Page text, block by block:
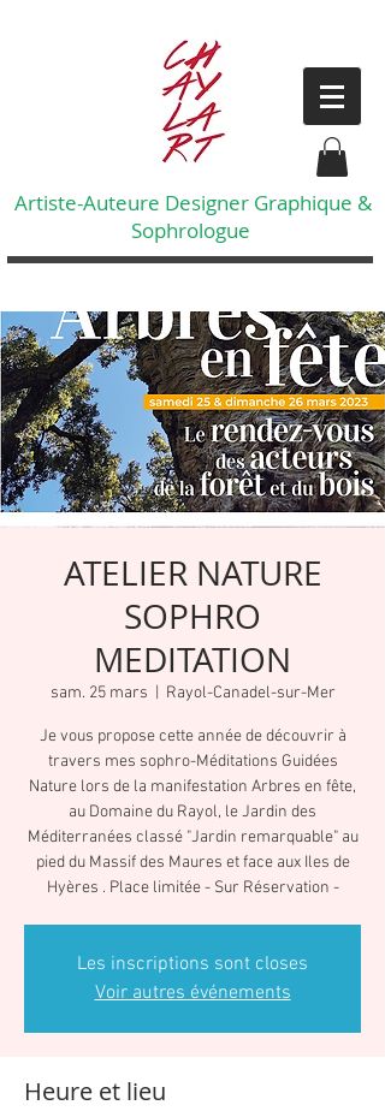
Artiste-Auteure Designer Graphique &
Sophrologue
ATELIER NATURE
SOPHRO
MEDITATION
sam. 25 mars
  |
Rayol-Canadel-sur-Mer
Je vous propose cette année de découvrir à
travers mes sophro-Méditations Guidées
Nature lors de la manifestation Arbres en fête,
au Domaine du Rayol, le Jardin des
Méditerranées classé "Jardin remarquable" au
pied du Massif des Maures et face aux Iles de
Hyères . Place limitée - Sur Réservation -
Les inscriptions sont closes
Voir autres événements
Heure et lieu